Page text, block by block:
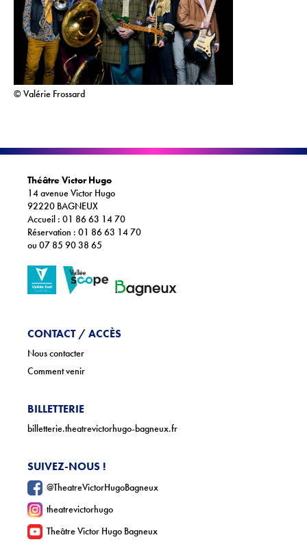
@lazcar_volcano
© Valérie Frossard
Théâtre Victor Hugo
14 avenue Victor Hugo
92220 BAGNEUX
Accueil : 01 86 63 14 70
Réservation : 01 86 63 14 70
ou 07 85 90 38 65
CONTACT / ACCÈS
Nous contacter
Comment venir
BILLETTERIE
billetterie.theatrevictorhugo-bagneux.fr
SUIVEZ-NOUS !
@TheatreVictorHugoBagneux
theatrevictorhugo
Theâtre Victor Hugo Bagneux